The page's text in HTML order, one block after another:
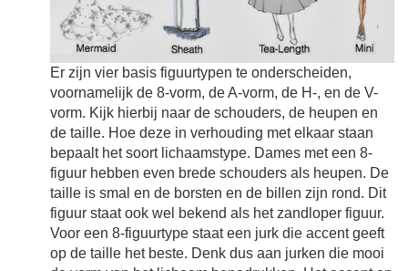
Er zijn vier basis figuurtypen te onderscheiden,
voornamelijk de 8-vorm, de A-vorm, de H-, en de V-
vorm. Kijk hierbij naar de schouders, de heupen en
de taille. Hoe deze in verhouding met elkaar staan
bepaalt het soort lichaamstype. Dames met een 8-
figuur hebben even brede schouders als heupen. De
taille is smal en de borsten en de billen zijn rond. Dit
figuur staat ook wel bekend als het zandloper figuur.
Voor een 8-figuurtype staat een jurk die accent geeft
op de taille het beste. Denk dus aan jurken die mooi